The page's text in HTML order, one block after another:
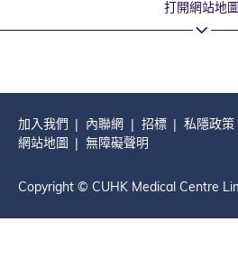
打開網站地圖
加入我們 內聯網 招標 私隱政策
網站地圖
無障礙聲明
Copyright © CUHK Medical Centre